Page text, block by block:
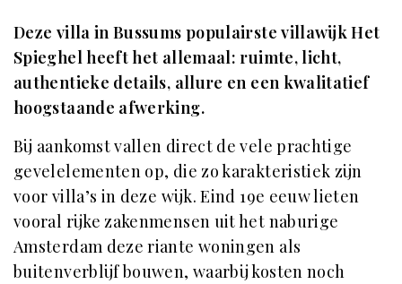
Deze villa in Bussums populairste villawijk Het
Spieghel heeft het allemaal: ruimte, licht,
authentieke details, allure en een kwalitatief
hoogstaande afwerking.
Bij aankomst vallen direct de vele prachtige
gevelelementen op, die zo karakteristiek zijn
voor villa’s in deze wijk. Eind 19e eeuw lieten
vooral rijke zakenmensen uit het naburige
Amsterdam deze riante woningen als
buitenverblijf bouwen, waarbij kosten noch